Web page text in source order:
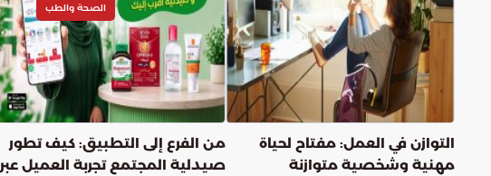
التوازن في العمل: مفتاح لحياة
مهنية وشخصية متوازنة
الصحة والطب
من الفرع إلى التطبيق: كيف تطور
صيدلية المجتمع تجربة العميل عبر